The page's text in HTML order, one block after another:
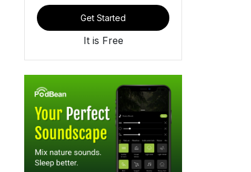
Get Started
It is Free